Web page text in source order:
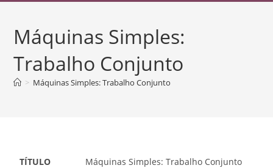
Máquinas Simples:
Trabalho Conjunto
> Máquinas Simples: Trabalho Conjunto
TÍTULO Máquinas Simples: Trabalho Conjunto